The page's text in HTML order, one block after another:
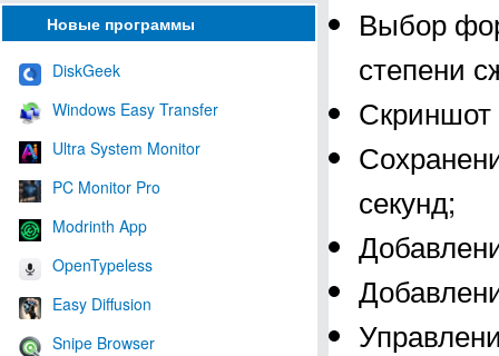
Новые программы
DiskGeek
Windows Easy Transfer
Ultra System Monitor
PC Monitor Pro
Modrinth App
OpenTypeless
Easy Diffusion
Snipe Browser
Выбор
степени
Скриншот
секунд;